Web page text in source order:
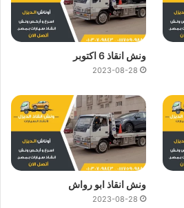
ونش انقاذ 6 اكتوبر
2023-08-28
ونش انقاذ ابو رواش
2023-08-28